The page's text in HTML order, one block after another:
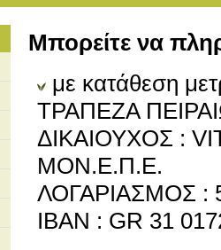
Μπορείτε να
με κατάθεση
ΤΡΑΠΕΖΑ
ΔΙΚΑΙΟΥΧΟΣ :
ΜΟΝ.Ε.Π.Ε.
ΛΟΓΑΡΙΑΣΜΟΣ :
IBAN : GR 31